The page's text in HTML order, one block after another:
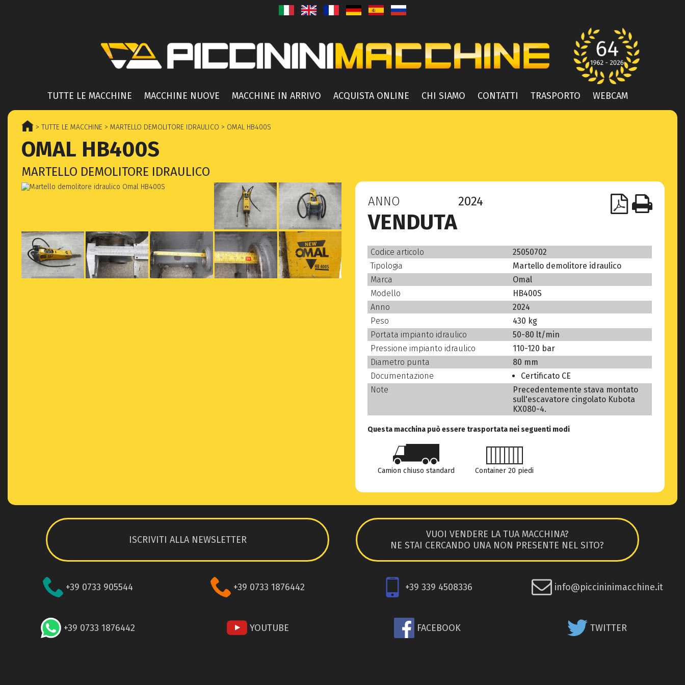
TUTTE LE MACCHINE MACCHINE NUOVE MACCHINE IN ARRIVO ACQUISTA ONLINE CHI SIAMO CONTATTI TRASPORTO WEBCAM
> TUTTE LE MACCHINE > MARTELLO DEMOLITORE IDRAULICO > OMAL HB400S
OMAL HB400S
MARTELLO DEMOLITORE IDRAULICO
ANNO 2024
VENDUTA
Codice articolo
25050702
Tipologia
Martello demolitore idraulico
Marca
Omal
Modello
HB400S
Anno
2024
Peso
430 kg
Portata impianto idraulico
50-80 lt/min
Pressione impianto idraulico
110-120 bar
Diametro punta
80 mm
Documentazione
Certificato CE
Note
Precedentemente stava montato
sull'escavatore cingolato Kubota
KX080-4.
Questa macchina può essere trasportata nei seguenti modi
Camion chiuso standard Container 20 piedi
ISCRIVITI ALLA NEWSLETTER
VUOI VENDERE LA TUA MACCHINA?
NE STAI CERCANDO UNA NON PRESENTE NEL SITO?
+39 0733 905544 +39 0733 1876442 +39 339 4508336 info@piccininimacchine.it
+39 0733 1876442 YOUTUBE FACEBOOK TWITTER